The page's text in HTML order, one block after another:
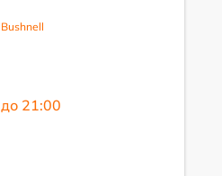
21:00